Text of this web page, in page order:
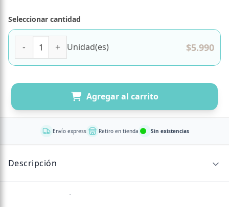
Seleccionar cantidad
Unidad(es) $5.990
Agregar al carrito
Envío express Retiro en tienda Sin existencias
Descripción
Descubre el auténtico sabor de un Red Velvet reinventado